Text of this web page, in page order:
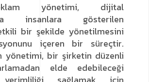
yönetimi, dijital
insanlara gösterilen
bir şekilde yönetilmesini
içeren bir süreçtir.
yönetimi, bir şirketin düzenli
elde edebileceği